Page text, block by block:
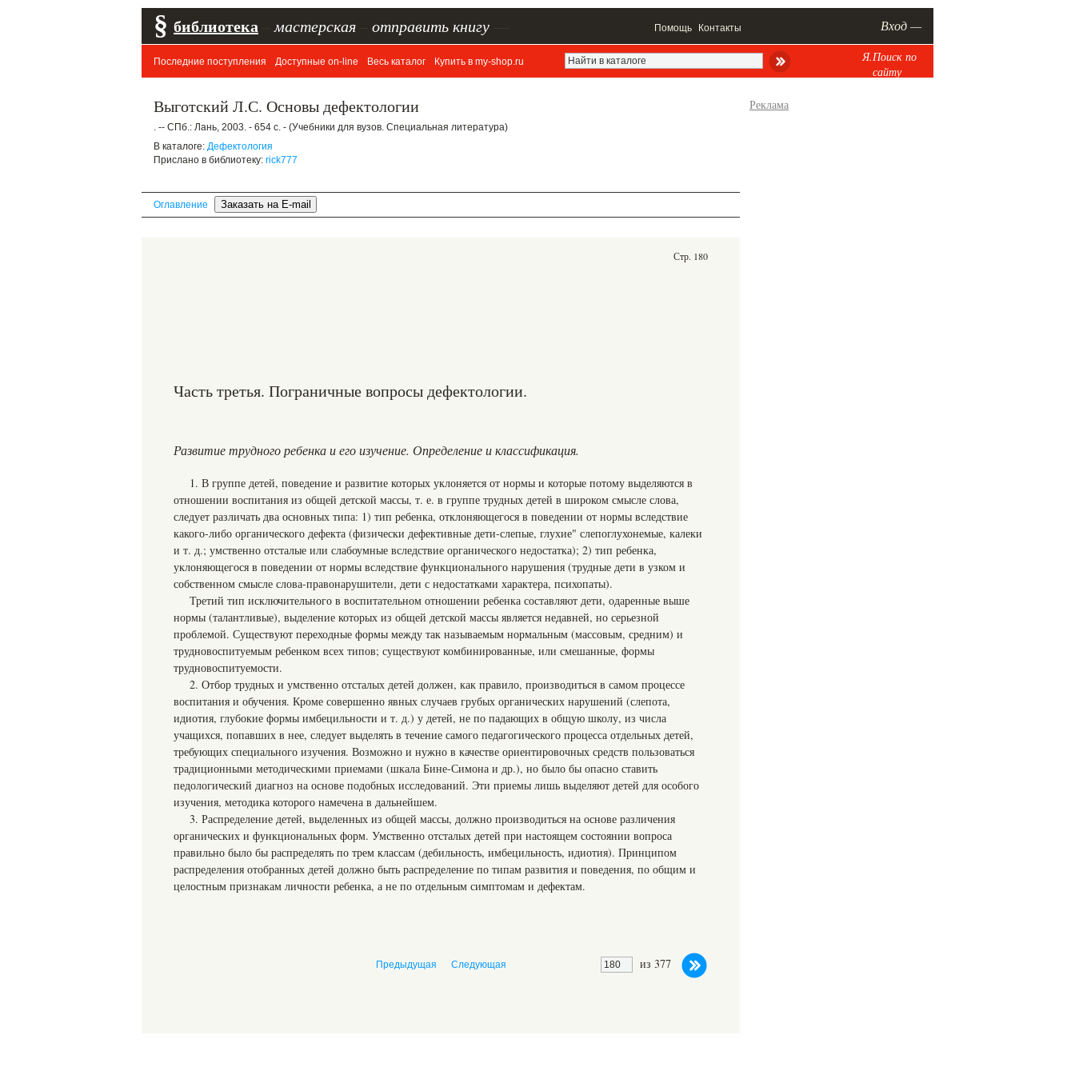
§ библиотека мастерская отправить книгу Помощь Контакты Вход —
Последние поступления Доступные on-line Весь каталог Купить в my-shop.ru
Я.Поиск по
сайту
Выготский Л.С. Основы дефектологии
. -- СПб.: Лань, 2003. - 654 с. - (Учебники для вузов. Специальная литература)
В каталоге: Дефектология
Прислано в библиотеку: rick777
Оглавление
Стр. 180
Часть третья. Пограничные вопросы дефектологии.
Развитие трудного ребенка и его изучение. Определение и классификация.
1. В группе детей, поведение и развитие которых уклоняется от нормы и которые потому выделяются в
отношении воспитания из общей детской массы, т. е. в группе трудных детей в широком смысле слова,
следует различать два основных типа: 1) тип ребенка, отклоняющегося в поведении от нормы вследствие
какого-либо органического дефекта (физически дефективные дети-слепые, глухие" слепоглухонемые, калеки
и т. д.; умственно отсталые или слабоумные вследствие органического недостатка); 2) тип ребенка,
уклоняющегося в поведении от нормы вследствие функционального нарушения (трудные дети в узком и
собственном смысле слова-правонарушители, дети с недостатками характера, психопаты).
Третий тип исключительного в воспитательном отношении ребенка составляют дети, одаренные выше
нормы (талантливые), выделение которых из общей детской массы является недавней, но серьезной
проблемой. Существуют переходные формы между так называемым нормальным (массовым, средним) и
трудновоспитуемым ребенком всех типов; существуют комбинированные, или смешанные, формы
трудновоспитуемости.
2. Отбор трудных и умственно отсталых детей должен, как правило, производиться в самом процессе
воспитания и обучения. Кроме совершенно явных случаев грубых органических нарушений (слепота,
идиотия, глубокие формы имбецильности и т. д.) у детей, не по падающих в общую школу, из числа
учащихся, попавших в нее, следует выделять в течение самого педагогического процесса отдельных детей,
требующих специального изучения. Возможно и нужно в качестве ориентировочных средств пользоваться
традиционными методическими приемами (шкала Бине-Симона и др.), но было бы опасно ставить
педологический диагноз на основе подобных исследований. Эти приемы лишь выделяют детей для особого
изучения, методика которого намечена в дальнейшем.
3. Распределение детей, выделенных из общей массы, должно производиться на основе различения
органических и функциональных форм. Умственно отсталых детей при настоящем состоянии вопроса
правильно было бы распределять по трем классам (дебильность, имбецильность, идиотия). Принципом
распределения отобранных детей должно быть распределение по типам развития и поведения, по общим и
целостным признакам личности ребенка, а не по отдельным симптомам и дефектам.
из 377
Предыдущая Следующая
Реклама